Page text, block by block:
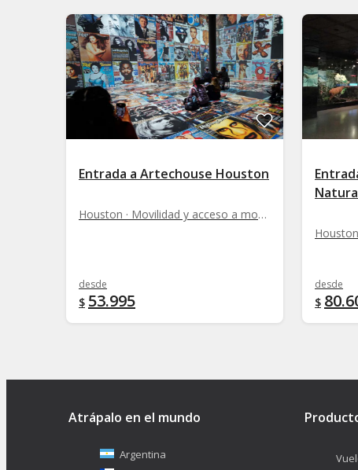
Entrada a Artechouse Houston
Houston · Movilidad y acceso a monumentos
desde
$ 53.995
desde
$
Atrápalo en el mundo
Argentina